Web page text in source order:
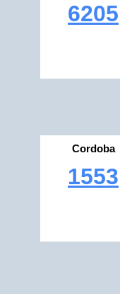
6205
Cordoba
1553